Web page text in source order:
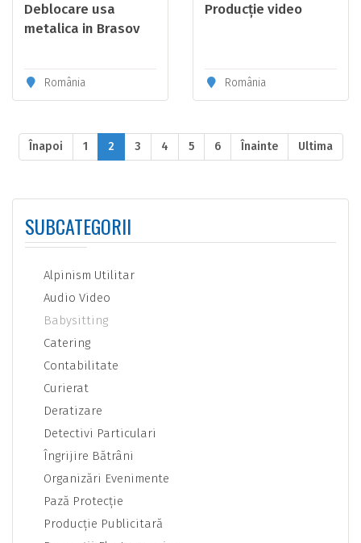
Deblocare usa
metalica in Brasov
România
Producție video
România
Înapoi 1 2 3 4 5 6 Înainte Ultima
SUBCATEGORII
Alpinism Utilitar
Audio Video
Babysitting
Catering
Contabilitate
Curierat
Deratizare
Detectivi Particulari
Îngrijire Bătrâni
Organizări Evenimente
Pază Protecţie
Producţie Publicitară